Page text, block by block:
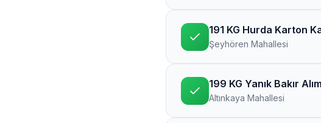
191 KG Hurda Karton
Şeyhören Mahallesi
199 KG Yanık Bakır
Altınkaya Mahallesi